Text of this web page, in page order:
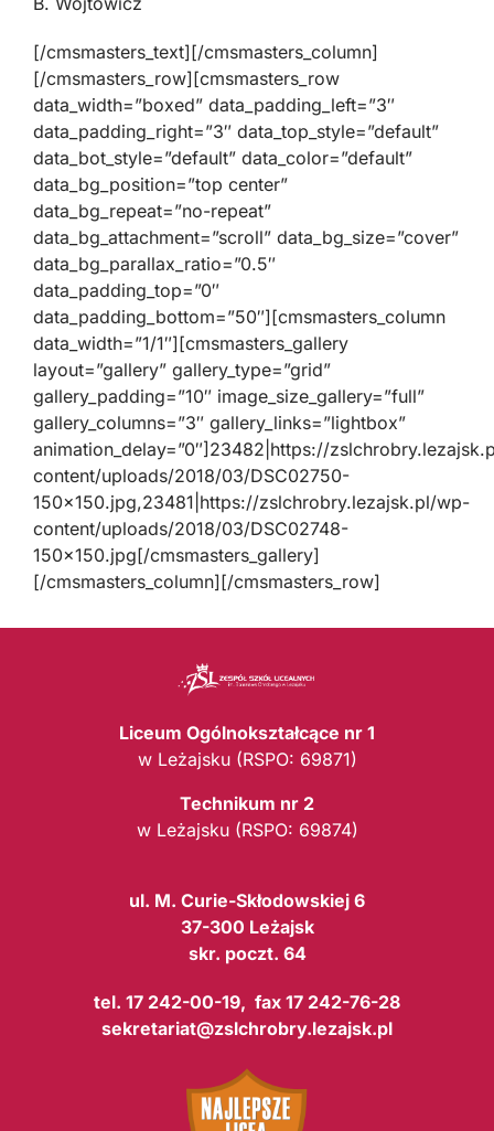
[/cmsmasters_text][/cmsmasters_column]
[/cmsmasters_row][cmsmasters_row
data_width=”boxed” data_padding_left=”3″
data_padding_right=”3″ data_top_style=”default”
data_bot_style=”default” data_color=”default”
data_bg_position=”top center”
data_bg_repeat=”no-repeat”
data_bg_attachment=”scroll” data_bg_size=”cover”
data_bg_parallax_ratio=”0.5″
data_padding_top=”0″
data_padding_bottom=”50″][cmsmasters_column
data_width=”1/1″][cmsmasters_gallery
layout=”gallery” gallery_type=”grid”
gallery_padding=”10″ image_size_gallery=”full”
gallery_columns=”3″ gallery_links=”lightbox”
animation_delay=”0″]23482|https://
content/uploads/2018/03/DSC02750-
150×150.jpg,23481|https://zslchrobry.lezajsk.pl/wp-
content/uploads/2018/03/DSC02748-
150×150.jpg[/cmsmasters_gallery]
[/cmsmasters_column][/cmsmasters_row]
Liceum Ogólnokształcące nr 1
w Leżajsku (RSPO: 69871)
Technikum nr 2
w Leżajsku (RSPO: 69874)
ul. M. Curie-Skłodowskiej 6
37-300 Leżajsk
skr. poczt. 64
tel. 17 242-00-19, fax 17 242-76-28
sekretariat@zslchrobry.lezajsk.pl